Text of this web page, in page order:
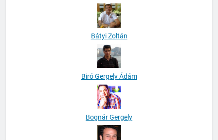
Bátyi Zoltán
Biró Gergely Ádám
Bognár Gergely